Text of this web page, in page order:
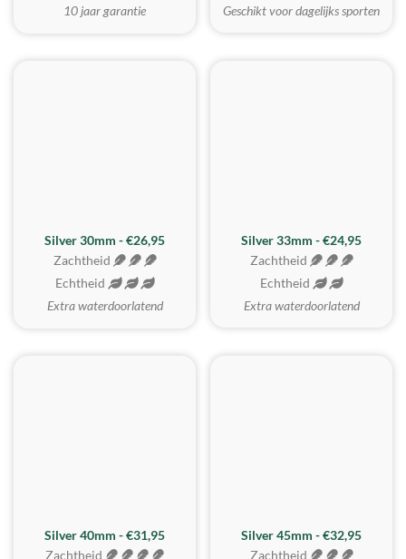
10 jaar garantie
Geschikt voor dagelijks sporten
Silver 30mm - €26,95
Zachtheid
Echtheid
Extra waterdoorlatend
Silver 33mm - €24,95
Zachtheid
Echtheid
Extra waterdoorlatend
Silver 40mm - €31,95
Zachtheid
Silver 45mm - €32,95
Zachtheid